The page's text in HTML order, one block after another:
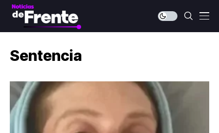
Sentencia